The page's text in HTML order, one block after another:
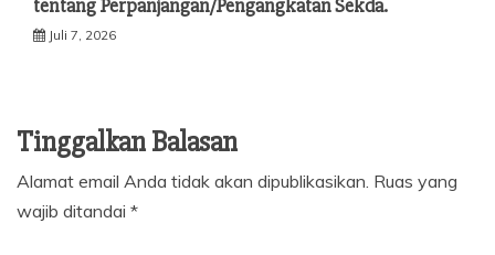
tentang Perpanjangan/Pengangkatan Sekda.
Juli 7, 2026
Tinggalkan Balasan
Alamat email Anda tidak akan dipublikasikan. Ruas yang
wajib ditandai *